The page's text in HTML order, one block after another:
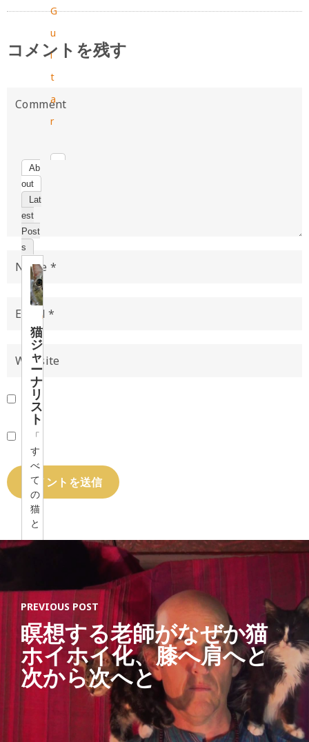
G
u
i
t
a
r
Ab
out
Lat
est
Post
s
猫
ジ
ャ
ー
ナ
リ
ス
ト
「
す
べ
て
の
猫
と
、
す
る
す
べ
て
の
人
コメントを残す
PREVIOUS POST
瞑想する老師がなぜか猫
ホイホイ化、膝へ肩へと
次から次へと